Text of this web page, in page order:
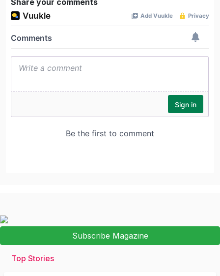
Share your comments
Subscribe Magazine
Top Stories